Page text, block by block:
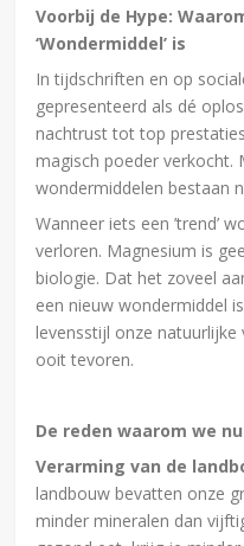
Voorbij de Hype:
‘Wondermiddel’ is
In tijdschriften en op
gepresenteerd als dé
nachtrust tot top
magisch poeder verkocht.
wondermiddelen bestaan
Wanneer iets een ’trend’
verloren. Magnesium is
biologie. Dat het zoveel
een nieuw wondermiddel
levensstijl onze
ooit tevoren.
De reden waarom we
Verarming van de
landbouw bevatten onze
minder mineralen dan